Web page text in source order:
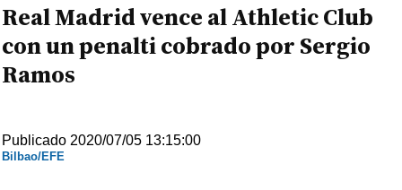
Real Madrid vence al Athletic Club
con un penalti cobrado por Sergio
Ramos
Publicado 2020/07/05 13:15:00
Bilbao/EFE